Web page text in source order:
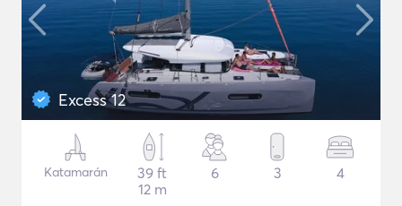
Excess 12
Katamarán
39 ft
12 m
6 3 4